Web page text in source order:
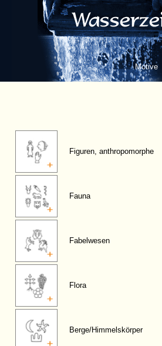
Motive
Figuren, anthropomorphe
Fauna
Fabelwesen
Flora
Berge/Himmelskörper